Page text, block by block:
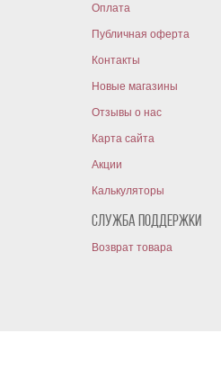
Оплата
Публичная оферта
Контакты
Новые магазины
Отзывы о нас
Карта сайта
Акции
Калькуляторы
Служба поддержки
Возврат товара